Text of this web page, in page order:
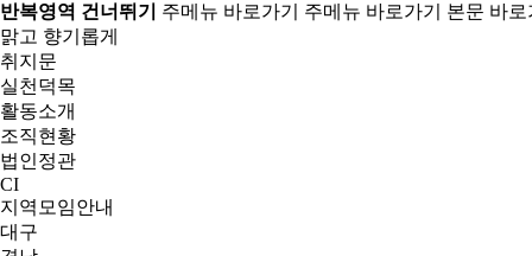
반복영역 건너뛰기 주메뉴 바로가기 주메뉴 바로가기
본문 바로
맑고 향기롭게
취지문
실천덕목
활동소개
조직현황
법인정관
CI
지역모임안내
대구